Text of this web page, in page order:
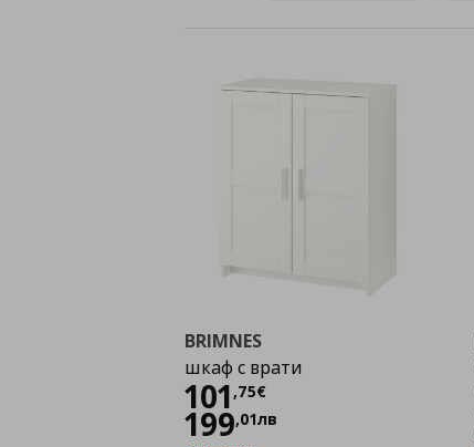
BRIMNES
шкаф с врати
101,75€
Цена
199,01лв